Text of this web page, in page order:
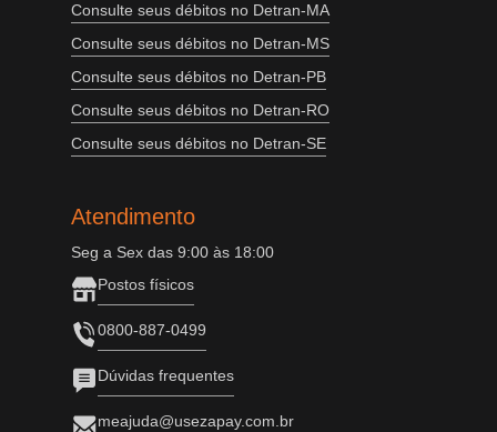
Consulte seus débitos no Detran-MA
Consulte seus débitos no Detran-MS
Consulte seus débitos no Detran-PB
Consulte seus débitos no Detran-RO
Consulte seus débitos no Detran-SE
Atendimento
Seg a Sex das 9:00 às 18:00
Postos físicos
0800-887-0499
Dúvidas frequentes
meajuda@usezapay.com.br